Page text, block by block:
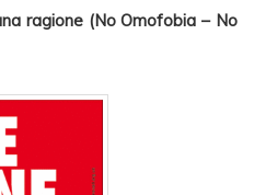
ragione (No Omofobia – No